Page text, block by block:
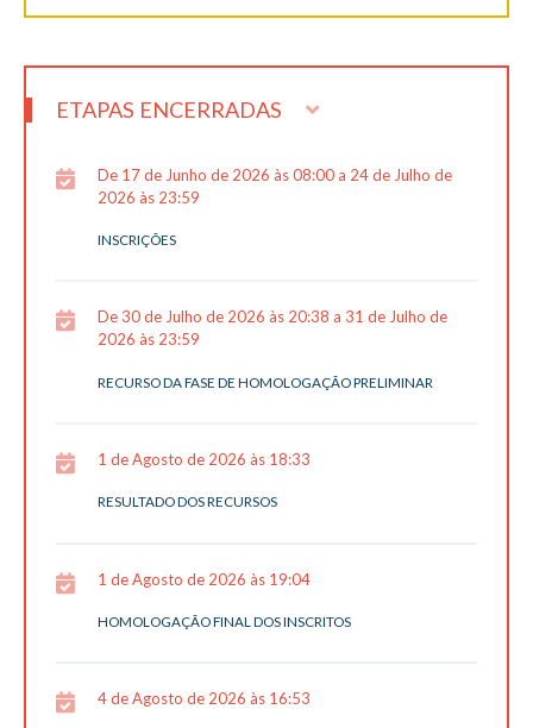
ETAPAS ENCERRADAS
De 17 de Junho de 2026 às 08:00 a 24 de Julho de
2026 às 23:59
INSCRIÇÕES
De 30 de Julho de 2026 às 20:38 a 31 de Julho de
2026 às 23:59
RECURSO DA FASE DE HOMOLOGAÇÃO PRELIMINAR
1 de Agosto de 2026 às 18:33
RESULTADO DOS RECURSOS
1 de Agosto de 2026 às 19:04
HOMOLOGAÇÃO FINAL DOS INSCRITOS
4 de Agosto de 2026 às 16:53